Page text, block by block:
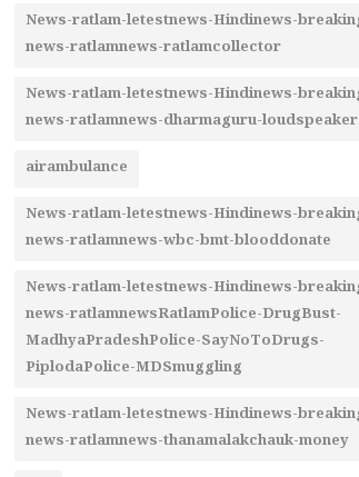
News-ratlam-letestnews-Hindinews-
news-ratlamnews-ratlamcollector
News-ratlam-letestnews-Hindinews-
news-ratlamnews-dharmaguru-loudspeaker
airambulance
News-ratlam-letestnews-Hindinews-
news-ratlamnews-wbc-bmt-blooddonate
News-ratlam-letestnews-Hindinews-
news-ratlamnewsRatlamPolice-DrugBust-
MadhyaPradeshPolice-SayNoToDrugs-
PiplodaPolice-MDSmuggling
News-ratlam-letestnews-Hindinews-
news-ratlamnews-thanamalakchauk-money